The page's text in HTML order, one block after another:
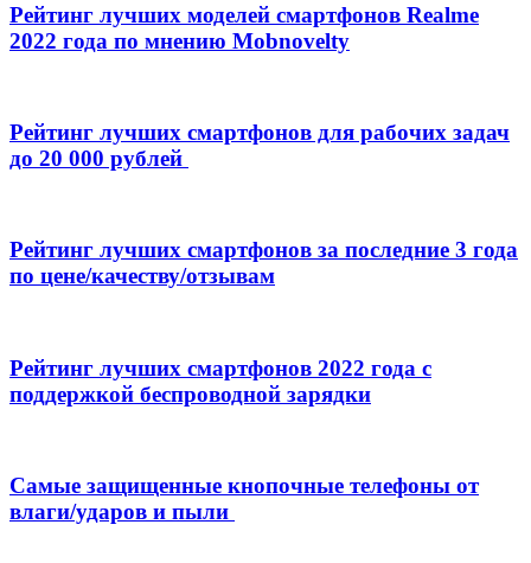
Рейтинг лучших моделей смартфонов Realme
2022 года по мнению Mobnovelty
Рейтинг лучших смартфонов для рабочих задач
до 20 000 рублей
Рейтинг лучших смартфонов за последние 3 года
по цене/качеству/отзывам
Рейтинг лучших смартфонов 2022 года с
поддержкой беспроводной зарядки
Самые защищенные кнопочные телефоны от
влаги/ударов и пыли